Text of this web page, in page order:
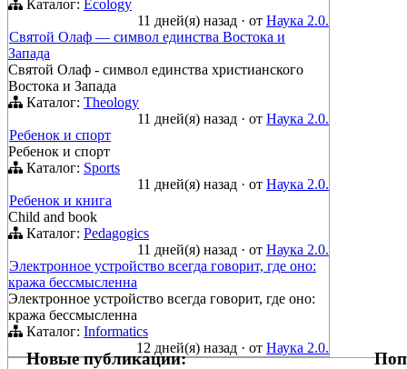
Каталог: Ecology
11 дней(я) назад · от Наука 2.0.
Святой Олаф — символ единства Востока и
Запада
Святой Олаф - символ единства христианского
Востока и Запада
Каталог: Theology
11 дней(я) назад · от Наука 2.0.
Ребенок и спорт
Ребенок и спорт
Каталог: Sports
11 дней(я) назад · от Наука 2.0.
Ребенок и книга
Child and book
Каталог: Pedagogics
11 дней(я) назад · от Наука 2.0.
Электронное устройство всегда говорит, где оно:
кража бессмысленна
Электронное устройство всегда говорит, где оно:
кража бессмысленна
Каталог: Informatics
12 дней(я) назад · от Наука 2.0.
Новые публикации: